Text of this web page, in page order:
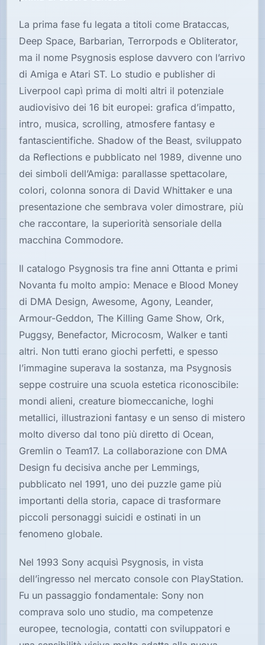
Arcade
La prima fase fu legata a titoli come Brataccas,
Deep Space, Barbarian, Terrorpods e Obliterator,
ma il nome Psygnosis esplose davvero con l’arrivo
di Amiga e Atari ST. Lo studio e publisher di
Liverpool capì prima di molti altri il potenziale
audiovisivo dei 16 bit europei: grafica d’impatto,
intro, musica, scrolling, atmosfere fantasy e
fantascientifiche. Shadow of the Beast, sviluppato
da Reflections e pubblicato nel 1989, divenne uno
dei simboli dell’Amiga: parallasse spettacolare,
colori, colonna sonora di David Whittaker e una
presentazione che sembrava voler dimostrare, più
che raccontare, la superiorità sensoriale della
macchina Commodore.
Il catalogo Psygnosis tra fine anni Ottanta e primi
Novanta fu molto ampio: Menace e Blood Money
di DMA Design, Awesome, Agony, Leander,
Armour-Geddon, The Killing Game Show, Ork,
Puggsy, Benefactor, Microcosm, Walker e tanti
altri. Non tutti erano giochi perfetti, e spesso
l’immagine superava la sostanza, ma Psygnosis
seppe costruire una scuola estetica riconoscibile:
mondi alieni, creature biomeccaniche, loghi
metallici, illustrazioni fantasy e un senso di mistero
molto diverso dal tono più diretto di Ocean,
Gremlin o Team17. La collaborazione con DMA
Design fu decisiva anche per Lemmings,
pubblicato nel 1991, uno dei puzzle game più
importanti della storia, capace di trasformare
piccoli personaggi suicidi e ostinati in un
fenomeno globale.
Nel 1993 Sony acquisì Psygnosis, in vista
dell’ingresso nel mercato console con PlayStation.
Fu un passaggio fondamentale: Sony non
comprava solo uno studio, ma competenze
europee, tecnologia, contatti con sviluppatori e